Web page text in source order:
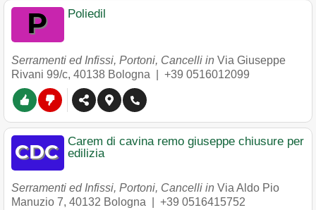
Poliedil
Serramenti ed Infissi, Portoni, Cancelli in Via Giuseppe
Rivani 99/c, 40138 Bologna +39 0516012099
Carem di cavina remo giuseppe chiusure per
edilizia
Serramenti ed Infissi, Portoni, Cancelli in Via Aldo Pio
Manuzio 7, 40132 Bologna +39 0516415752